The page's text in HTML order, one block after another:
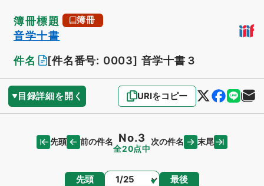
簿冊標題 簿冊
音学十書
件名
[件名番号: 0003] 音学十書３
目録詳細を開く URIをコピー
先頭 前の件名 No.3
全20点中
次の件名 末尾
先頭 ページ 最後